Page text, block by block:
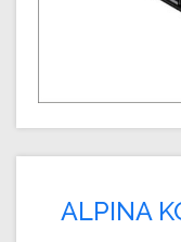
ALPINA